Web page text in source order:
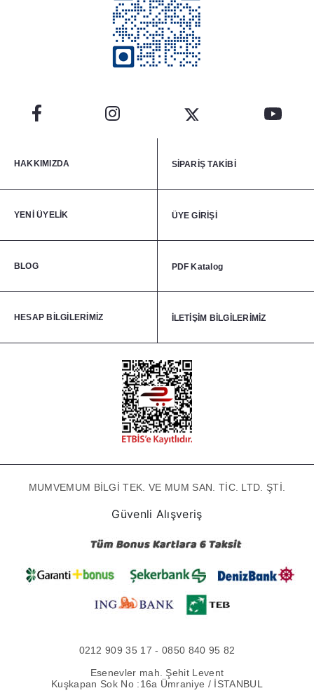
HAKKIMIZDA SİPARİŞ TAKİBİ
YENİ ÜYELİK ÜYE GİRİŞİ
BLOG PDF Katalog
HESAP BİLGİLERİMİZ İLETİŞİM BİLGİLERİMİZ
MUMVEMUM BİLGİ TEK. VE MUM SAN. TİC. LTD. ŞTİ.
Güvenli Alışveriş
0212 909 35 17 - 0850 840 95 82
Esenevler mah. Şehit Levent
Kuşkapan Sok No :16a Ümraniye / İSTANBUL